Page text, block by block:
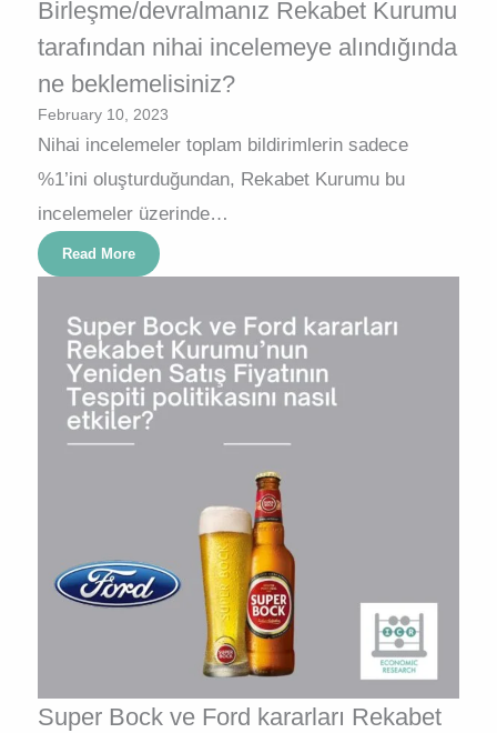
Birleşme/devralmanız Rekabet Kurumu
tarafından nihai incelemeye alındığında
ne beklemelisiniz?
February 10, 2023
Nihai incelemeler toplam bildirimlerin sadece
%1’ini oluşturduğundan, Rekabet Kurumu bu
incelemeler üzerinde…
Read More
Super Bock ve Ford kararları Rekabet